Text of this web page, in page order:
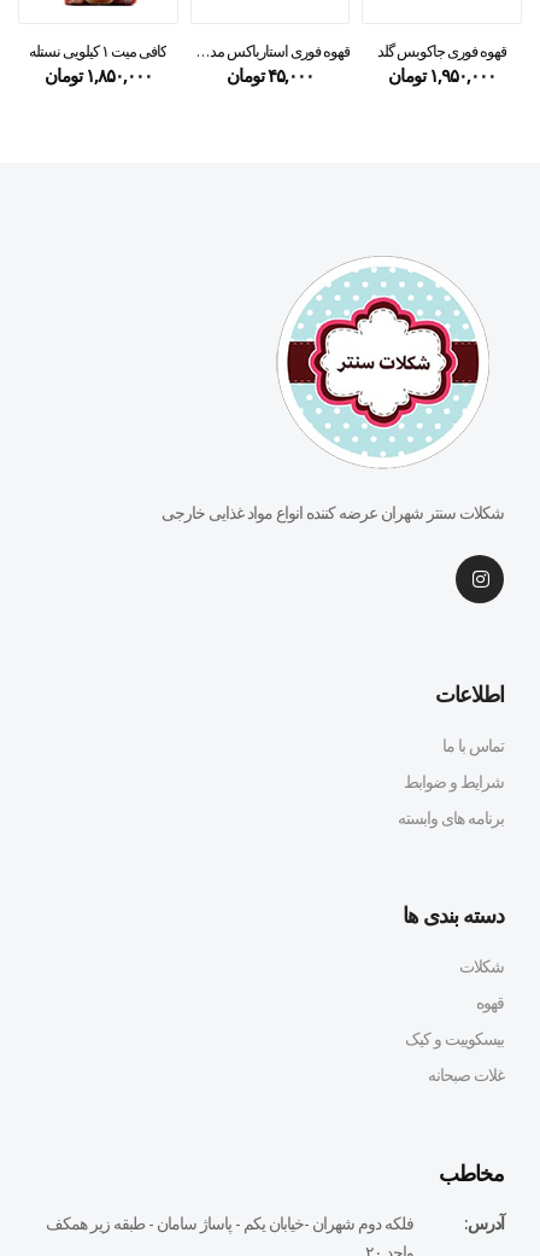
قهوه فوری جاکوبس گلد
۱,۹۵۰,۰۰۰ تومان
قهوه فوری استارباکس مدل کلمبیا ۳.۳ گرمی
۴۵,۰۰۰تومان
کافی میت ۱ کیلویی نستله
۱,۸۵۰,۰۰۰ تومان
شکلات سنتر شهران عرضه کننده انواع مواد غذایی خارجی
اطلاعات
تماس با ما
شرایط و ضوابط
برنامه های وابسته
دسته بندی ها
شکلات
قهوه
بیسکوییت و کیک
غلات صبحانه
مخاطب
آدرس:
فلكه دوم شهران -خيابان يكم - پاساژ سامان - طبقه زير همكف
واحد ٢٠